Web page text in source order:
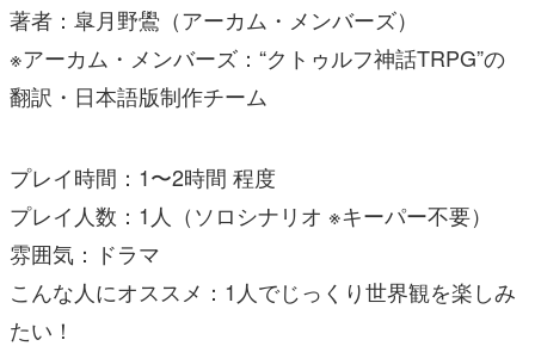
著者：皐月野鷽（アーカム・メンバーズ）
※アーカム・メンバーズ：“クトゥルフ神話TRPG”の
翻訳・日本語版制作チーム
プレイ時間：1〜2時間 程度
プレイ人数：1人（ソロシナリオ ※キーパー不要）
雰囲気：ドラマ
こんな人にオススメ：1人でじっくり世界観を楽しみ
たい！